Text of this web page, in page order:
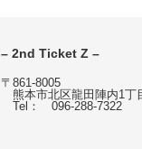
– 2nd Ticket Z –
〒861-8005
熊本市北区龍田陣内1丁
Tel： 096-288-7322